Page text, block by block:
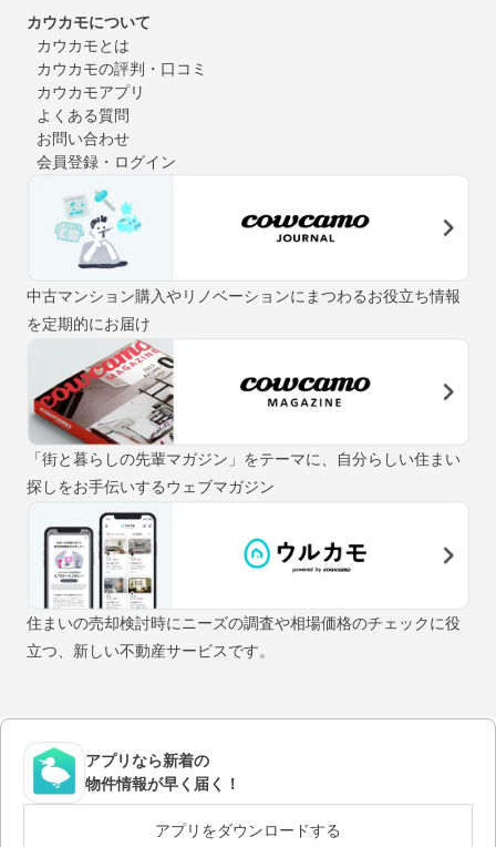
カウカモについて
カウカモとは
カウカモの評判・口コミ
カウカモアプリ
よくある質問
お問い合わせ
会員登録・ログイン
中古マンション購入やリノベーションにまつわるお役立ち情報
を定期的にお届け
「街と暮らしの先輩マガジン」をテーマに、自分らしい住まい
探しをお手伝いするウェブマガジン
住まいの売却検討時にニーズの調査や相場価格のチェックに役
立つ、新しい不動産サービスです。
アプリなら新着の
物件情報が早く届く！
アプリをダウンロードする